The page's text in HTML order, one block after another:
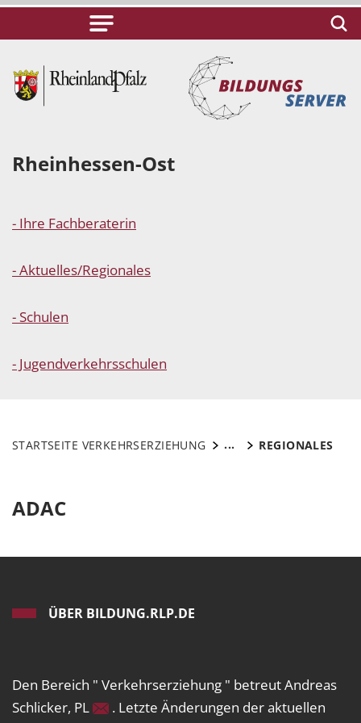
Rheinhessen-Ost
- Ihre Fachberaterin
- Aktuelles/Regionales
- Schulen
- Jugendverkehrsschulen
STARTSEITE VERKEHRSERZIEHUNG ... REGIONALES
ADAC
ÜBER BILDUNG.RLP.DE
Den Bereich " Verkehrserziehung " betreut Andreas
Schlicker, PL
. Letzte Änderungen der aktuellen